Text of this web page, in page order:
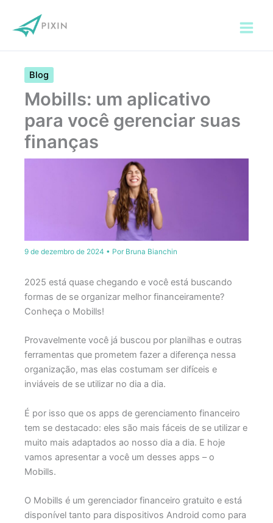
para
Blog
Mobills: um aplicativo
para você gerenciar suas
finanças
9 de dezembro de 2024 • Por Bruna Bianchin
2025 está quase chegando e você está buscando
formas de se organizar melhor financeiramente?
Conheça o Mobills!
Provavelmente você já buscou por planilhas e outras
ferramentas que prometem fazer a diferença nessa
organização, mas elas costumam ser difíceis e
inviáveis de se utilizar no dia a dia.
É por isso que os apps de gerenciamento financeiro
tem se destacado: eles são mais fáceis de se utilizar e
muito mais adaptados ao nosso dia a dia. E hoje
vamos apresentar a você um desses apps – o
Mobills.
O Mobills é um gerenciador financeiro gratuito e está
disponível tanto para dispositivos Android como para